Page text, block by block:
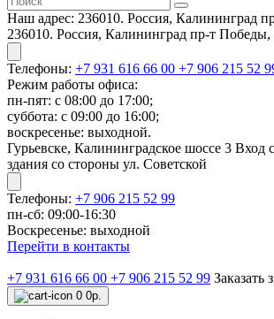
Наш адрес: 236010. Россия, Калининград
236010. Россия, Калининград пр-т
Телефоны: +7 931 616 66 00 +7 906 215 52
Режим работы офиса:
пн-пят: с 08:00 до 17:00;
суббота: с 09:00 до 16:00;
воскресенье: выходной.
Гурьевске, Калининградское шоссе 3 Вход
здания со стороны ул. Советской
Телефоны: +7 906 215 52 99
пн-сб: 09:00-16:30
Воскресенье: выходной
Перейти в контакты
+7 931 616 66 00 +7 906 215 52 99 Заказать
0 0р.